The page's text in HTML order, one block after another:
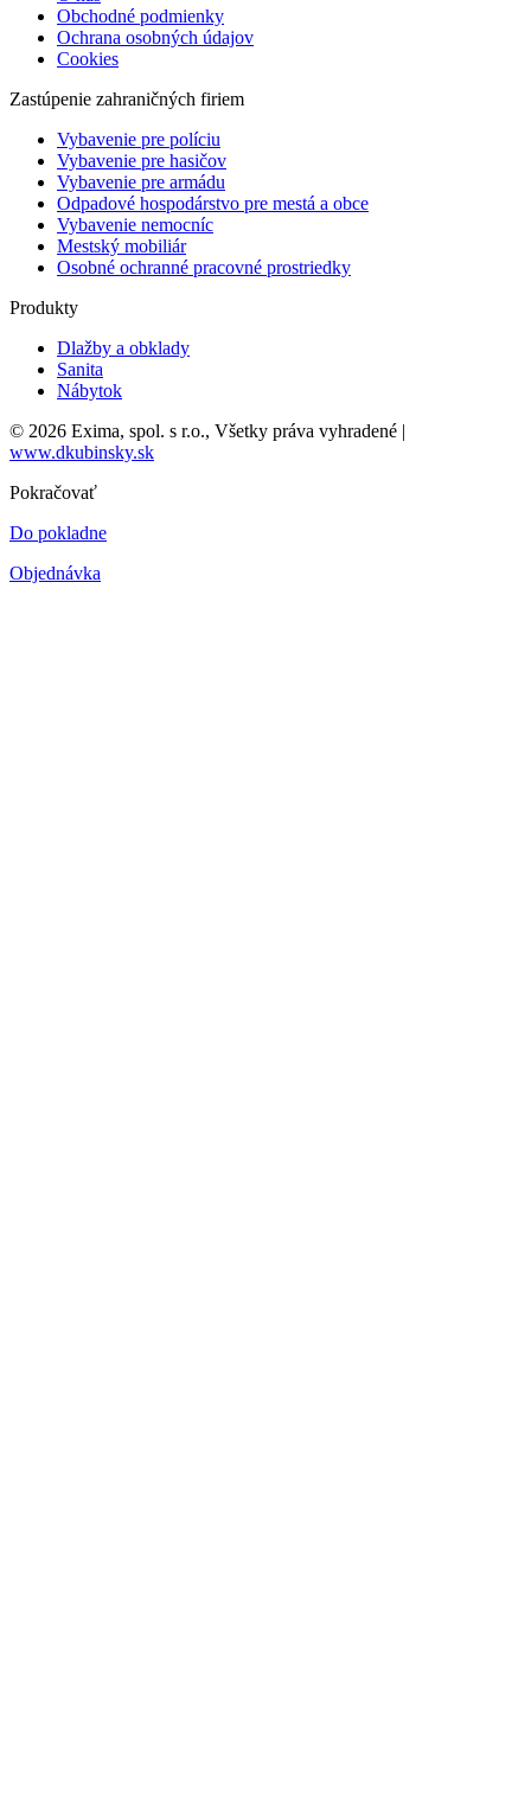
Obchodné podmienky
Ochrana osobných údajov
Cookies
Zastúpenie zahraničných firiem
Vybavenie pre políciu
Vybavenie pre hasičov
Vybavenie pre armádu
Odpadové hospodárstvo pre mestá a obce
Vybavenie nemocníc
Mestský mobiliár
Osobné ochranné pracovné prostriedky
Produkty
Dlažby a obklady
Sanita
Nábytok
© 2026 Exima, spol. s r.o., Všetky práva vyhradené |
www.dkubinsky.sk
Pokračovať
Do pokladne
Objednávka